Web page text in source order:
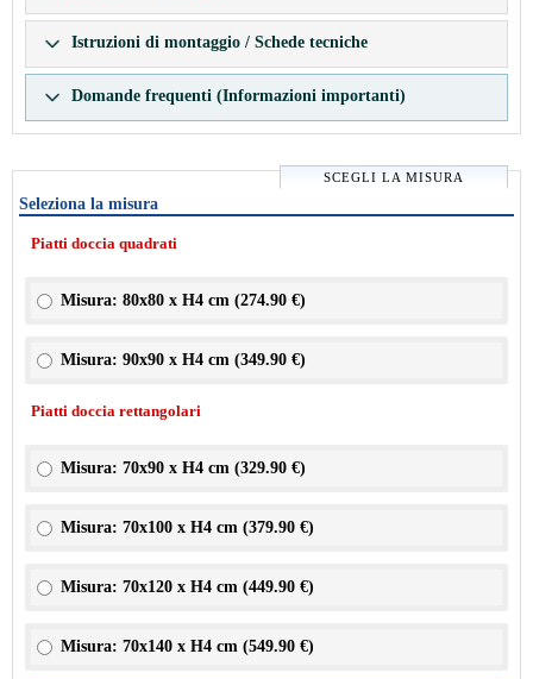
Istruzioni di montaggio / Schede tecniche
Domande frequenti (Informazioni importanti)
SCEGLI LA MISURA
Seleziona la misura
Piatti doccia quadrati
Misura: 80x80 x H4 cm (274.90 €)
Misura: 90x90 x H4 cm (349.90 €)
Piatti doccia rettangolari
Misura: 70x90 x H4 cm (329.90 €)
Misura: 70x100 x H4 cm (379.90 €)
Misura: 70x120 x H4 cm (449.90 €)
Misura: 70x140 x H4 cm (549.90 €)